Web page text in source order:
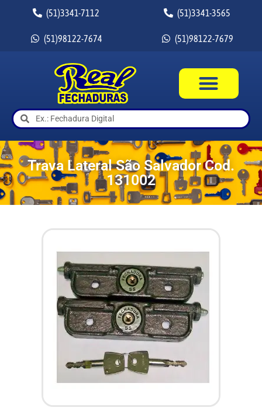
(51)3341-7112 (51)3341-3565
(51)98122-7674 (51)98122-7679
Trava Lateral São Salvador Cod.
131002